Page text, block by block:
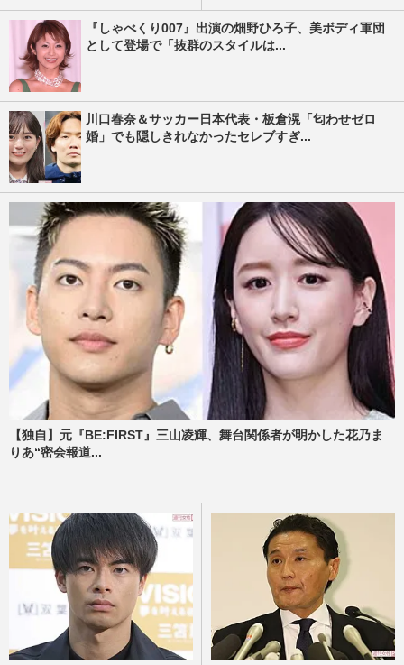
『しゃべくり007』出演の畑野ひろ子、美ボディ軍団
として登場で「抜群のスタイルは...
川口春奈＆サッカー日本代表・板倉滉「匂わせゼロ
婚」でも隠しきれなかったセレブすぎ...
【独自】元『BE:FIRST』三山凌輝、舞台関係者が明かした花乃ま
りあ“密会報道...